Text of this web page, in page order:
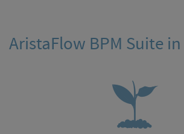
AristaFlow BPM Suite